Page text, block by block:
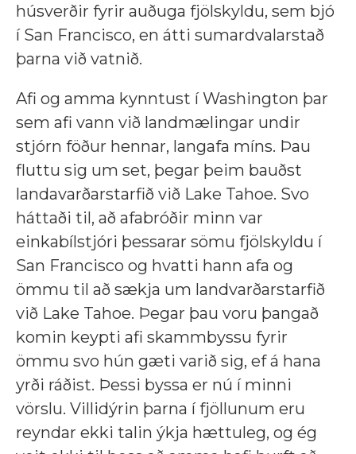
húsverðir fyrir auðuga fjölskyldu, sem bjó
í San Francisco, en átti sumardvalarstað
þarna við vatnið.
Afi og amma kynntust í Washington þar
sem afi vann við landmælingar undir
stjórn föður hennar, langafa míns. Þau
fluttu sig um set, þegar þeim bauðst
landavarðarstarfið við Lake Tahoe. Svo
háttaði til, að afabróðir minn var
einkabílstjóri þessarar sömu fjölskyldu í
San Francisco og hvatti hann afa og
ömmu til að sækja um landvarðarstarfið
við Lake Tahoe. Þegar þau voru þangað
komin keypti afi skammbyssu fyrir
ömmu svo hún gæti varið sig, ef á hana
yrði ráðist. Þessi byssa er nú í minni
vörslu. Villidýrin þarna í fjöllunum eru
reyndar ekki talin ýkja hættuleg, og ég